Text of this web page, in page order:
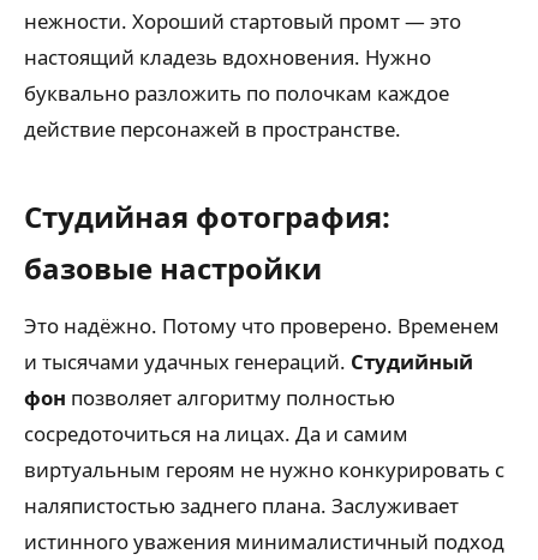
нежности. Хороший стартовый промт — это
настоящий кладезь вдохновения. Нужно
буквально разложить по полочкам каждое
действие персонажей в пространстве.
Студийная фотография:
базовые настройки
Это надёжно. Потому что проверено. Временем
и тысячами удачных генераций. Студийный
фон позволяет алгоритму полностью
сосредоточиться на лицах. Да и самим
виртуальным героям не нужно конкурировать с
наляпистостью заднего плана. Заслуживает
истинного уважения минималистичный подход